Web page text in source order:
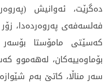
دەگرێت، ئەوانیش
فەلسەفەی پەروەردەدا،
كەسێتی مامۆستا
بۆماوەییەكان، لەهەموو
سەر مناڵا، كاتێ‌ بەم